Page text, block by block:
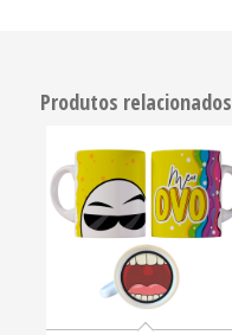
Produtos relacionados